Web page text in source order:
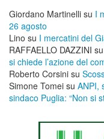
Giordano Martinelli su I
26 agosto
Lino su I mercatini del
RAFFAELLO DAZZINI su
si chiede l’azione del
Roberto Corsini su
Simone Tomei su ANPI,
sindaco Puglia: “Non si